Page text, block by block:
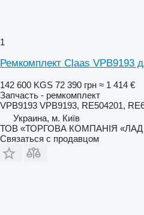
1
Ремкомплект Claas VPB9193
142 600 KGS 72 390 грн ≈ 1 414 €
Запчасть - ремкомплект
VPB9193 VPB9193, RE504201,
Украина, м. Київ
ТОВ «ТОРГОВА КОМПАНІЯ
Связаться с продавцом